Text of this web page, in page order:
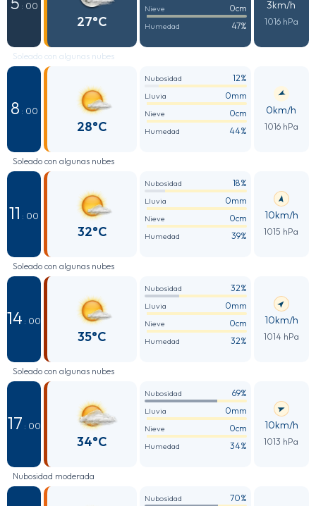
: 00
27°C
Nieve 0cm
Humedad 47%
3km/h
1016 hPa
Soleado con algunas nubes
8 : 00
28°C
Nubosidad 12%
Lluvia 0mm
Nieve 0cm
Humedad 44%
0km/h
1016 hPa
Soleado con algunas nubes
11 : 00
32°C
Nubosidad 18%
Lluvia 0mm
Nieve 0cm
Humedad 39%
10km/h
1015 hPa
Soleado con algunas nubes
14 : 00
35°C
Nubosidad 32%
Lluvia 0mm
Nieve 0cm
Humedad 32%
10km/h
1014 hPa
Soleado con algunas nubes
17 : 00
34°C
Nubosidad 69%
Lluvia 0mm
Nieve 0cm
Humedad 34%
10km/h
1013 hPa
Nubosidad moderada
Nubosidad 70%